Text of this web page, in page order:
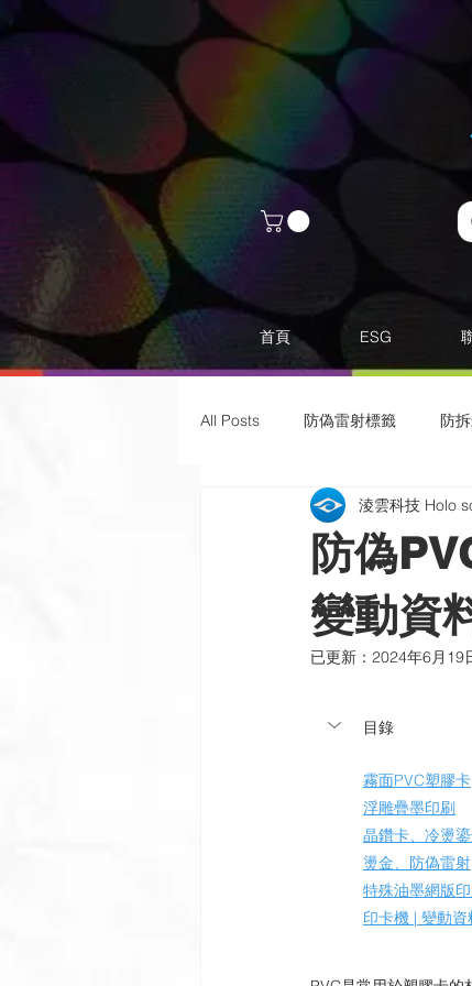
首頁 ESG
All Posts 防偽雷射標籤 防
包裝貼紙 | 酒標 | 紙盒 雷射
製程與設備
防偽
變動資
淩雲科技 Holo
已更新： 2024年6月19
目錄
霧面PVC塑膠卡
浮雕疊墨印刷
晶鑽卡、冷燙
燙金、防偽雷射
特殊油墨網版
印卡機 | 變動資